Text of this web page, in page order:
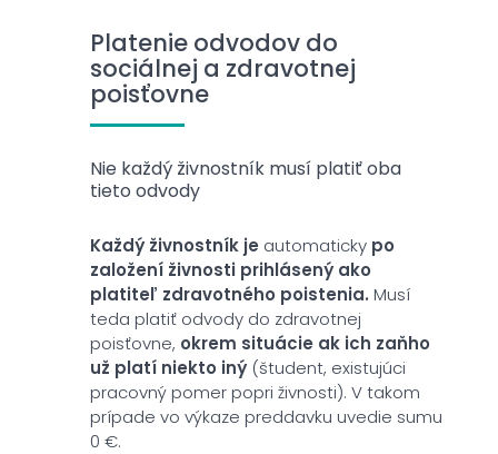
Platenie odvodov do
sociálnej a zdravotnej
poisťovne
Nie každý živnostník musí platiť oba
tieto odvody
Každý živnostník je automaticky po
založení živnosti prihlásený ako
platiteľ zdravotného poistenia. Musí
teda platiť odvody do zdravotnej
poisťovne, okrem situácie ak ich zaňho
už platí niekto iný(študent, existujúci
pracovný pomer popri živnosti). V takom
prípade vo výkaze preddavku uvedie sumu
0 €.